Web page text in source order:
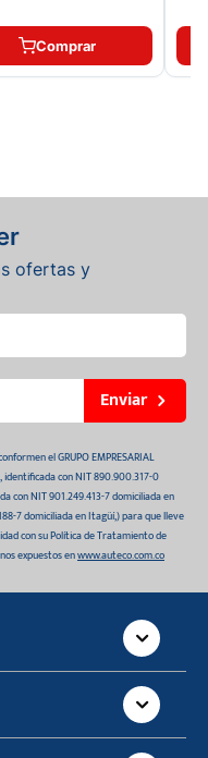
Comprar
ofertas y
Enviar
el GRUPO EMPRESARIAL
identificada con NIT 890.900.317-0
con NIT 901.249.413-7 domiciliada en
7 domiciliada en Itagüí,) para que lleve
con su Política de Tratamiento de
expuestos enwww.auteco.com.co